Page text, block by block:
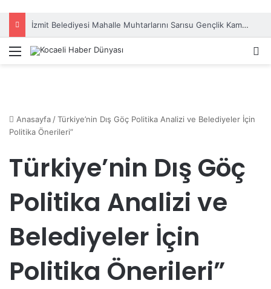
İzmit Belediyesi Mahalle Muhtarlarını Sarısu Gençlik Kampı’nda ağırladı
Menü
Anasayfa /Türkiye’nin Dış Göç Politika Analizi ve Belediyeler İçin
Politika Önerileri”
Türkiye’nin Dış Göç
Politika Analizi ve
Belediyeler İçin
Politika Önerileri”